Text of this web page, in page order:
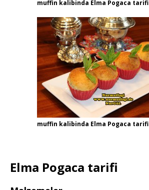
muffin kalibinda Elma Pogaca tarifi
muffin kalibinda Elma Pogaca tarifi
Elma Pogaca tarifi